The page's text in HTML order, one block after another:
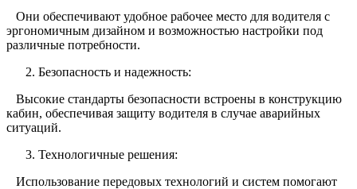
Они обеспечивают удобное рабочее место для водителя с
эргономичным дизайном и возможностью настройки под
различные потребности.
Безопасность и надежность:
Высокие стандарты безопасности встроены в конструкцию
кабин, обеспечивая защиту водителя в случае аварийных
ситуаций.
Технологичные решения:
Использование передовых технологий и систем помогают